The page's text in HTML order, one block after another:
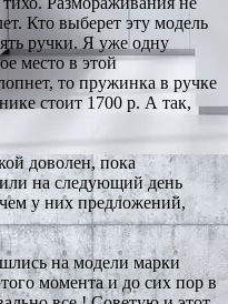
Кто выберет эту модель
ручки. Я уже одну
место в этой
то пружинка в ручке
стоит 1700 р. А так,
доволен, пока
на следующий день
у них предложений,
на модели марки
момента и до сих пор в